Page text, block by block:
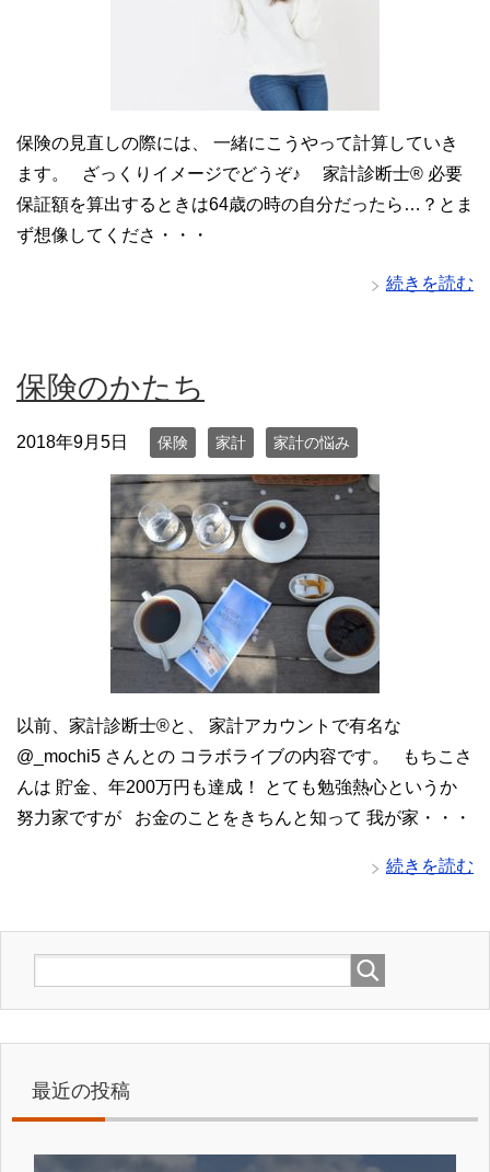
保険の見直しの際には、 一緒にこうやって計算していき
ます。 ざっくりイメージでどうぞ♪ 家計診断士®️ 必要
保証額を算出するときは64歳の時の自分だったら…？とま
ず想像してくださ・・・
続きを読む
保険のかたち
2018年9月5日 保険 家計 家計の悩み
以前、家計診断士®と、 家計アカウントで有名な
@_mochi5 さんとの コラボライブの内容です。 もちこさ
んは 貯金、年200万円も達成！ とても勉強熱心というか
努力家ですが お金のことをきちんと知って 我が家・・・
続きを読む
最近の投稿